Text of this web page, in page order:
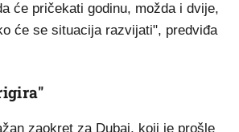
će pričekati godinu, možda i dvije,
će se situacija razvijati", predviđa
zaokret za Dubai, koji je prošle